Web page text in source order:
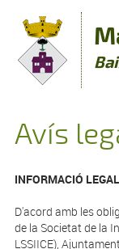
Avís
INFORMACIÓ
D'acord amb les
de la Societat de la
LSSIICE),